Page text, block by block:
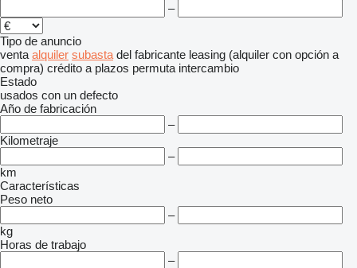
–
Tipo de anuncio
venta alquiler subasta del fabricante leasing (alquiler con opción a
compra) crédito a plazos permuta intercambio
Estado
usados con un defecto
Año de fabricación
–
Kilometraje
–
km
Características
Peso neto
–
kg
Horas de trabajo
–